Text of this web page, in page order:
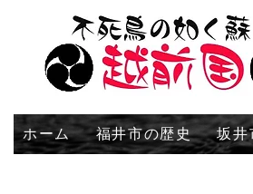
ホーム 福井市の歴史 坂井